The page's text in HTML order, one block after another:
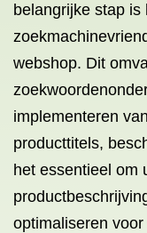
belangrijke stap
webshop. Dit
implementeren
producttitels,
het essentieel om
optimaliseren